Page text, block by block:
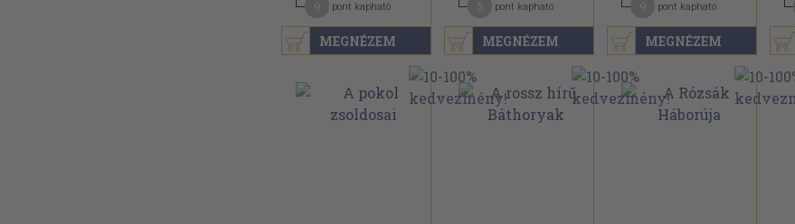
MEGNÉZEM
pont kapható
MEGNÉZEM
pont kapható
MEGNÉZEM
pont kapható